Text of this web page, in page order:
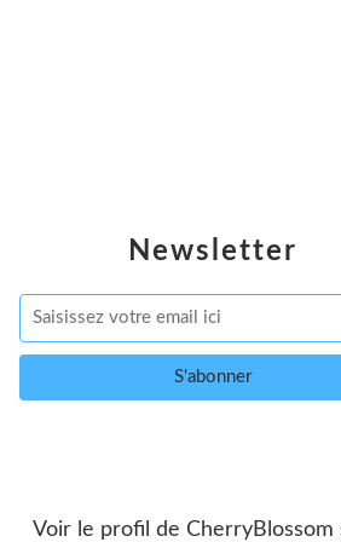
Newsletter
Voir le profil de CherryBlossom